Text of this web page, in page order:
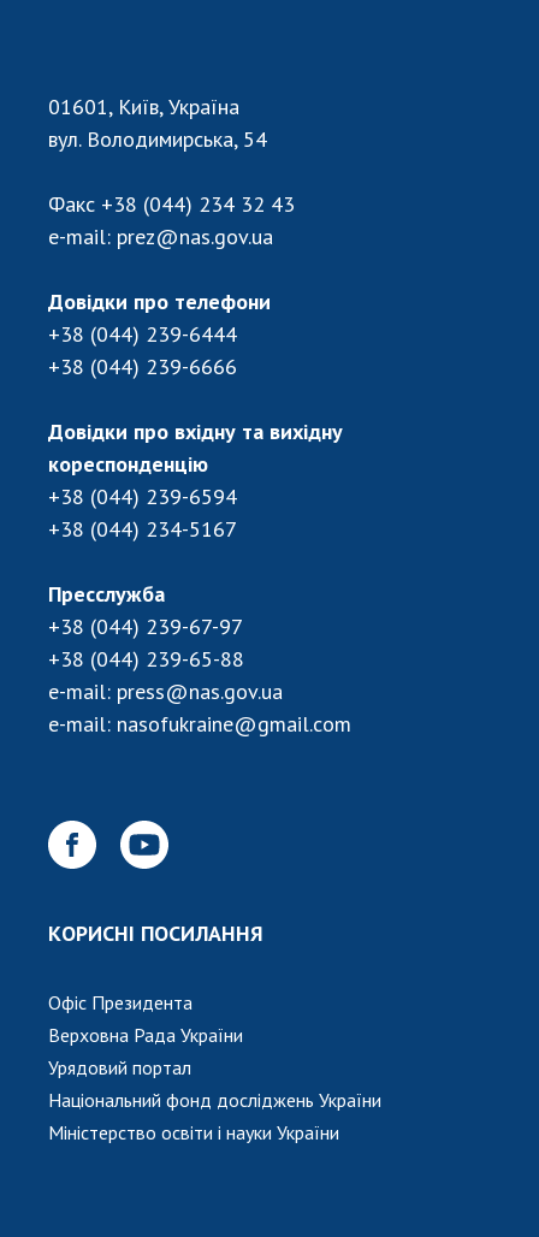
01601, Київ, Україна
вул. Володимирська, 54
Факс +38 (044) 234 32 43
e-mail: prez@nas.gov.ua
Довідки про телефони
+38 (044) 239-6444
+38 (044) 239-6666
Довідки про вхідну та вихідну
кореспонденцію
+38 (044) 239-6594
+38 (044) 234-5167
Пресслужба
+38 (044) 239-67-97
+38 (044) 239-65-88
e-mail: press@nas.gov.ua
e-mail: nasofukraine@gmail.com
КОРИСНІ ПОСИЛАННЯ
Офіс Президента
Верховна Рада України
Урядовий портал
Національний фонд досліджень України
Міністерство освіти і науки України